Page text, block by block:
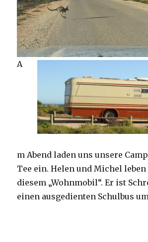
A
m Abend laden uns unsere
Tee ein. Helen und Michel leben
diesem „Wohnmobil“. Er ist
einen ausgedienten Schulbus